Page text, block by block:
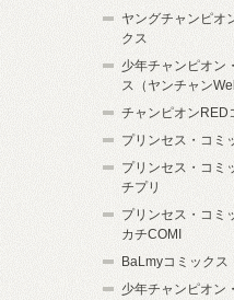
ヤングチャンピオ
クス
少年チャンピオン
ス（ヤンチャン
チャンピオンRED
プリンセス・コミ
プリンセス・コミ
チプリ
プリンセス・コミ
カチCOMI
BaLmyコミックス
少年チャンピオン